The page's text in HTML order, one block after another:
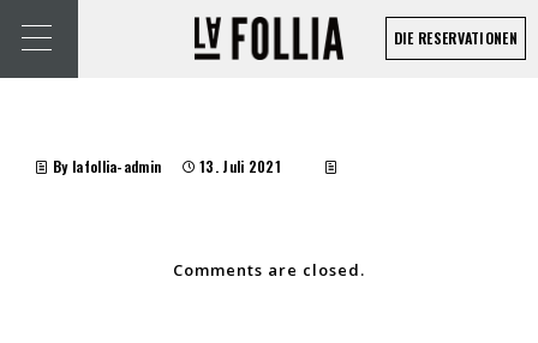
DIE RESERVATIONEN
By lafollia-admin 13. Juli 2021
Comments are closed.